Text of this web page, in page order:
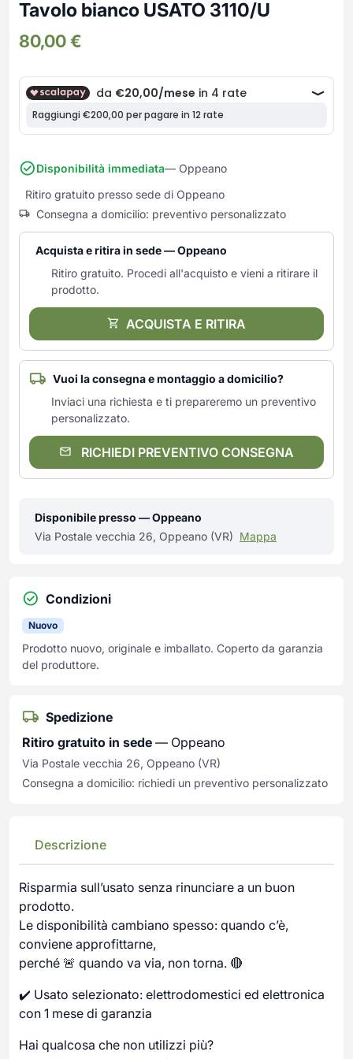
Frullatori
Macchine caffe e capsule
Robot Da Cucina
Sbattitori
Spremiagrumi e Centrifughe
Tostapane
Tritacarne
Tritaverdure elettrici
Utensili da cucina
Yogurtiere
Lampade da parete
Lampade da tavolo
Mobili Ingresso
Scarpiere
SOGGIORNO
Complementi Soggiorno
Sedie e Sgabelli
Soggiorni e Pareti
Tavoli e Tavolini
UFFICIO
Banconi Reception
Mobili per ufficio
Moduli per ufficio
Poltrone Barber Shop
Tavolo bianco USATO 3110/U
80,00€
Disponibilità immediata— Oppeano
Ritiro gratuito presso sede di Oppeano
Consegna a domicilio: preventivo personalizzato
Acquista e ritira in sede — Oppeano
Ritiro gratuito. Procedi all'acquisto e vieni a ritirare il
prodotto.
ACQUISTA E RITIRA
Vuoi la consegna e montaggio a domicilio?
Inviaci una richiesta e ti prepareremo un preventivo
personalizzato.
RICHIEDI PREVENTIVO CONSEGNA
Disponibile presso — Oppeano
Via Postale vecchia 26, Oppeano (VR) Mappa
Condizioni
Nuovo
Prodotto nuovo, originale e imballato. Coperto da garanzia
del produttore.
Spedizione
Ritiro gratuito in sede — Oppeano
Via Postale vecchia 26, Oppeano (VR)
Consegna a domicilio: richiedi un preventivo personalizzato
Descrizione
Risparmia sull’usato senza rinunciare a un buon
prodotto.
Le disponibilità cambiano spesso: quando c’è,
conviene approfittarne,
perché 🚨 quando va via, non torna. 🔴
✔️ Usato selezionato: elettrodomestici ed elettronica
con 1 mese di garanzia
Hai qualcosa che non utilizzi più?